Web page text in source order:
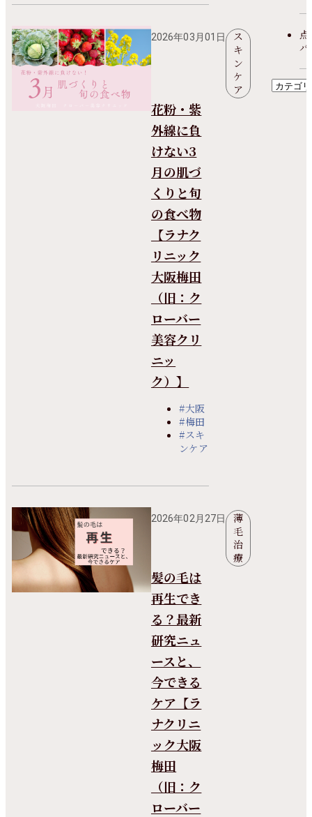
2026年03月01日
ス
キ
ン
ケ
ア
花粉・紫
外線に負
けない3
月の肌づ
くりと旬
の食べ物
【ラナク
リニック
大阪梅田
（旧：ク
ローバー
美容クリ
ニッ
ク）】
#大阪
#梅田
#スキ
ンケア
2026年02月27日
薄
毛
治
療
髪の毛は
再生でき
る？最新
研究ニュ
ースと、
今できる
ケア【ラ
ナクリニ
ック大阪
梅田
（旧：ク
ローバー
点
パ